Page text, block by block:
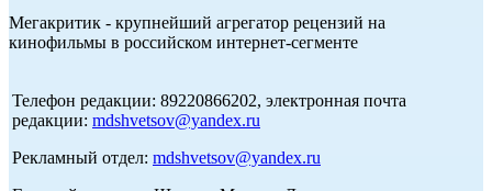
Мегакритик - крупнейший агрегатор рецензий на
кинофильмы в российском интернет-сегменте
Телефон редакции: 89220866202, электронная почта
редакции: mdshvetsov@yandex.ru
Рекламный отдел: mdshvetsov@yandex.ru